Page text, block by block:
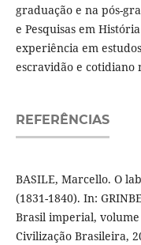
graduação e na pós-
e Pesquisas em
experiência em
escravidão e cotidiano
REFERÊNCIAS
BASILE, Marcello. O
(1831-1840). In:
Brasil imperial, volume
Civilização Brasileira,